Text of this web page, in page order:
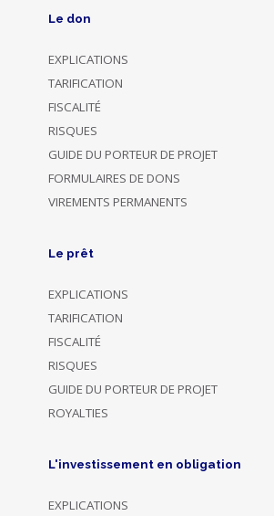
Le don
EXPLICATIONS
TARIFICATION
FISCALITÉ
RISQUES
GUIDE DU PORTEUR DE PROJET
FORMULAIRES DE DONS
VIREMENTS PERMANENTS
Le prêt
EXPLICATIONS
TARIFICATION
FISCALITÉ
RISQUES
GUIDE DU PORTEUR DE PROJET
ROYALTIES
L'investissement en obligation
EXPLICATIONS